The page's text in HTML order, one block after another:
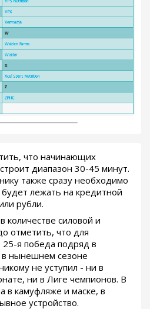
что начинающих
диапазон 30-45 минут.
также сразу необходимо
лежать на кредитной
рубли.
количестве силовой и
отметить, что для
25-я победа подряд в
нынешнем сезоне
не уступил - ни в
ни в Лиге чемпионов. В
в камуфляже и маске, в
устройство.